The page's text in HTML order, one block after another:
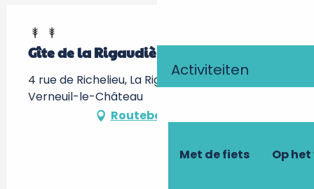
Activiteiten
Met de fiets Op
Gîte de la Rigaudière
4 rue de Richelieu, La Rigaudière, 37120
Verneuil-le-Château
Routebeschrijving